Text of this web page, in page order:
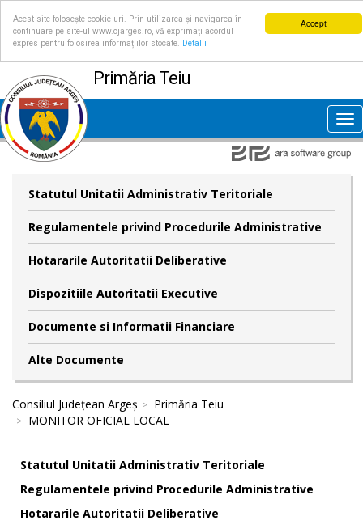
Accept
Acest site folosește cookie-uri. Prin utilizarea și navigarea în
continuare pe site-ul www.cjarges.ro, vă exprimați acordul
expres pentru folosirea informațiilor stocate.
Detalii
Primăria Teiu
Statutul Unitatii Administrativ Teritoriale
Regulamentele privind Procedurile Administrative
Hotararile Autoritatii Deliberative
Dispozitiile Autoritatii Executive
Documente si Informatii Financiare
Alte Documente
Consiliul Județean Argeș
Primăria Teiu
MONITOR OFICIAL LOCAL
Statutul Unitatii Administrativ Teritoriale
Regulamentele privind Procedurile Administrative
Hotararile Autoritatii Deliberative